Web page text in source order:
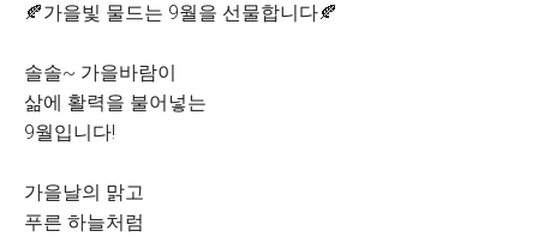
🍂가을빛 물드는 9월을 선물합니다🍂
솔솔~ 가을바람이
삶에 활력을 불어넣는
9월입니다!
가을날의 맑고
푸른 하늘처럼